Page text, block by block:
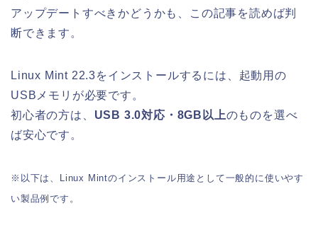
アップデートすべきかどうかも、この記事を読めば判
断できます。
Linux Mint 22.3をインストールするには、起動用の
USBメモリが必要です。
初心者の方は、 USB 3.0対応・8GB以上のものを選べ
ば安心です。
※以下は、Linux Mintのインストール用途として一般的に使いやす
い製品例です。